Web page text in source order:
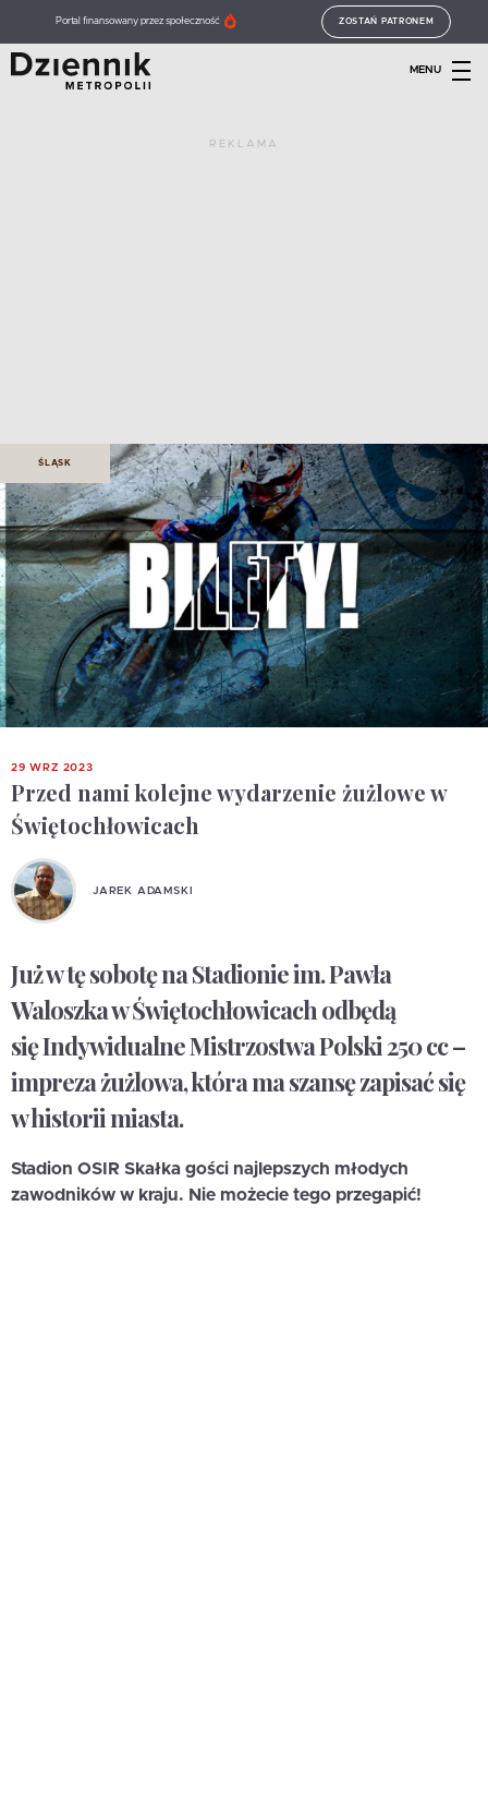
Portal finansowany przez społeczność ZOSTAŃ PATRONEM
MENU
REKLAMA
ŚLĄSK
29 WRZ 2023
Przed nami kolejne wydarzenie żużlowe w
Świętochłowicach
JAREK ADAMSKI
Już w tę sobotę na Stadionie im. Pawła
Waloszka w Świętochłowicach odbędą
się Indywidualne Mistrzostwa Polski 250 cc –
impreza żużlowa, która ma szansę zapisać się
w historii miasta.
Stadion OSIR Skałka gości najlepszych młodych
zawodników w kraju. Nie możecie tego przegapić!